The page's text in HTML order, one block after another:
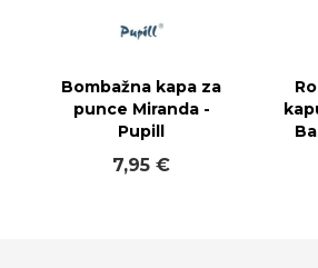
Bombažna kapa za
punce Miranda -
Pupill
7,95 €